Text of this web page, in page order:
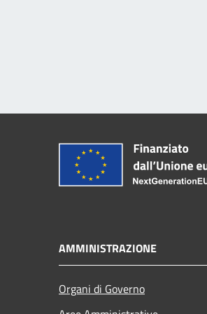
AMMINISTRAZIONE
Organi di Governo